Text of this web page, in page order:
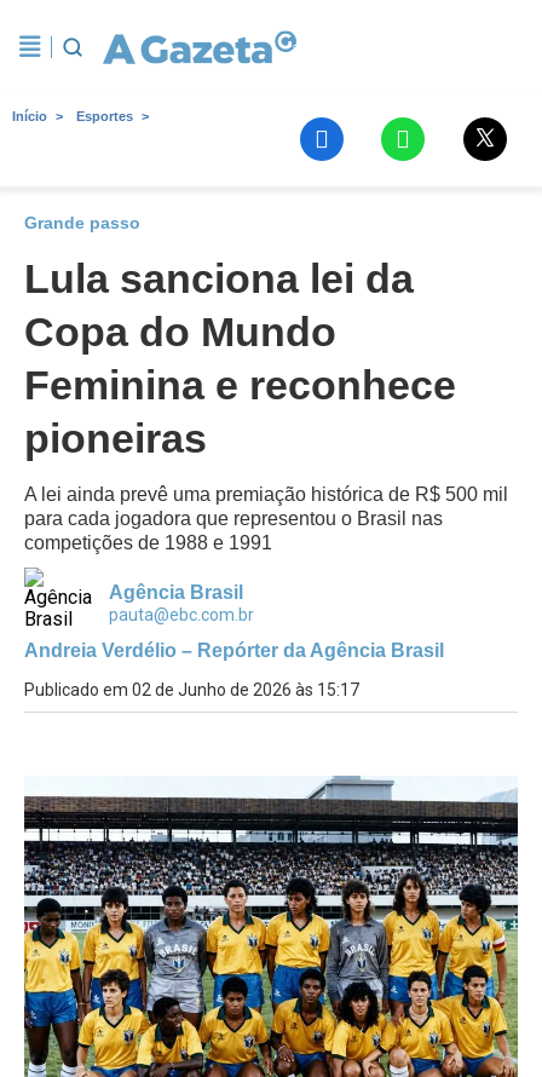
Início Esportes
Grande passo
Lula sanciona lei da
Copa do Mundo
Feminina e reconhece
pioneiras
A lei ainda prevê uma premiação histórica de R$ 500 mil
para cada jogadora que representou o Brasil nas
competições de 1988 e 1991
Agência Brasil
pauta@ebc.com.br
Andreia Verdélio – Repórter da Agência Brasil
Publicado em 02 de Junho de 2026 às 15:17